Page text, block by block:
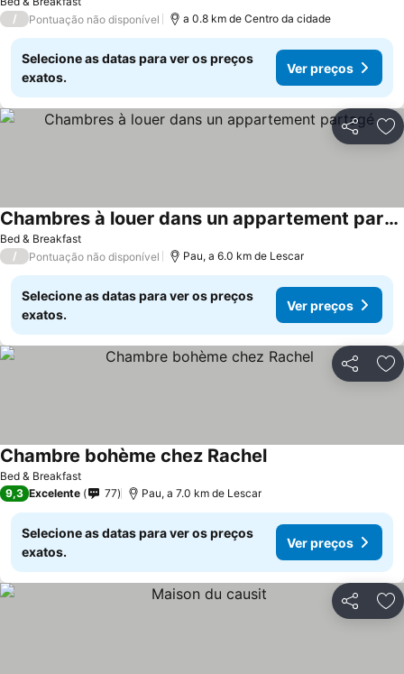
/
Pontuação não disponível a 0.8 km de Centro da cidade
Selecione as datas para ver os preços
exatos.
Ver preços
Partilhar
Bed & Breakfast
Chambres à louer dans un appartement partagé
/ Pontuação não disponível Pau, a 6.0 km de Lescar
Selecione as datas para ver os preços
exatos.
Ver preços
Partilhar
Bed & Breakfast
Chambre bohème chez Rachel
9,3 Excelente 77 Pau, a 7.0 km de Lescar
Selecione as datas para ver os preços
exatos.
Ver preços
Partilhar